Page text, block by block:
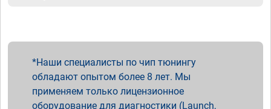
Наши специалисты по чип тюнингу
обладают опытом более 8 лет. Мы
применяем только лицензионное
оборудование для диагностики (Launch,